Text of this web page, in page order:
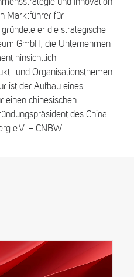
und Innovation
Marktführer für
er die strategische
GmbH, die Unternehmen
hinsichtlich
und Organisationsthemen
ist der Aufbau eines
einen chinesischen
des China
e.V. – CNBW